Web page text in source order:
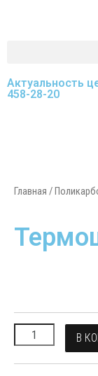
Актуальность
458-28-20
Главная /
В